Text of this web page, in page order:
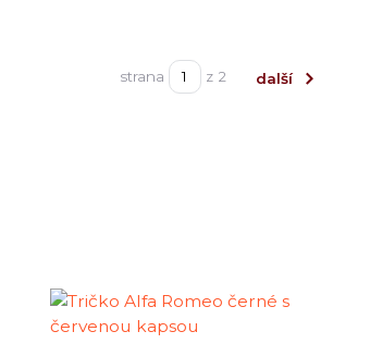
strana z 2 další